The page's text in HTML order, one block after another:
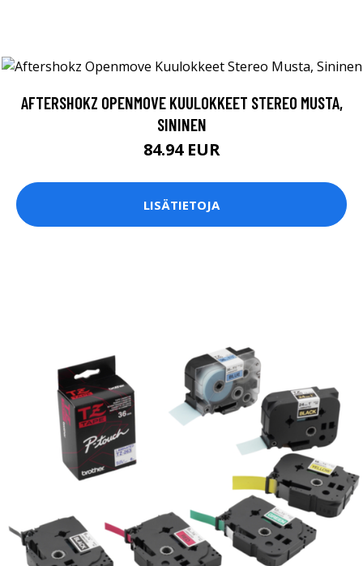
AFTERSHOKZ OPENMOVE KUULOKKEET STEREO MUSTA,
SININEN
84.94 EUR
LISÄTIETOJA